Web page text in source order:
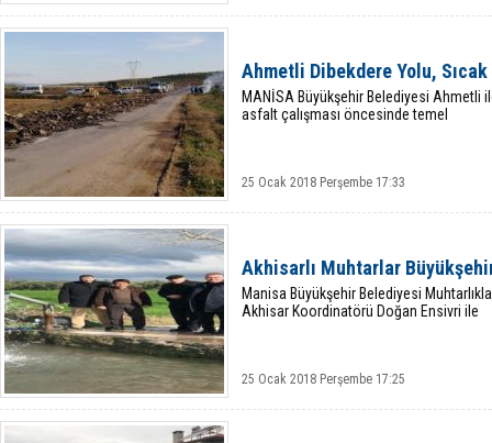
Ahmetli Dibekdere Yolu,
MANİSA Büyükşehir Belediyesi Ahmetli
asfalt çalışması öncesinde temel
25 Ocak 2018 Perşembe 17:33
Akhisarlı Muhtarlar
Manisa Büyükşehir Belediyesi
Akhisar Koordinatörü Doğan Ensivri ile
25 Ocak 2018 Perşembe 17:25